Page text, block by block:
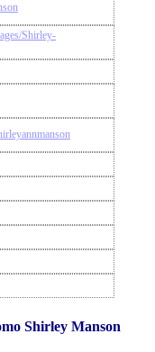
Shirley-
Shirley Manson